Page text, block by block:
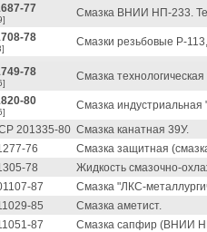
77
Смазка ВНИИ НП-233.
78
Смазки резьбовые Р-
78
Смазка
80
Смазка индустриальная
201335-80 Смазка канатная 39У.
76
Смазка защитная
78
Жидкость смазочно-
87
Смазка "ЛКС-
85
Смазка аметист.
87
Смазка сапфир (ВНИИ